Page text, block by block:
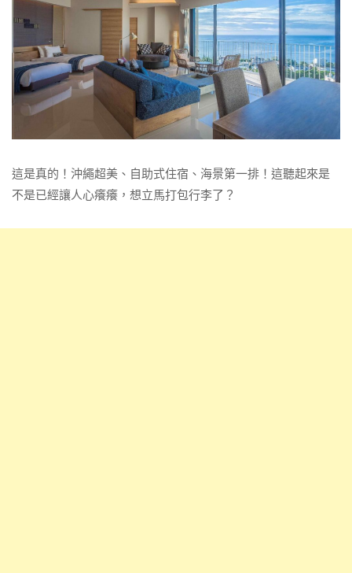
這是真的！沖繩超美、自助式住宿、海景第一排！這聽起來是
不是已經讓人心癢癢，想立馬打包行李了？